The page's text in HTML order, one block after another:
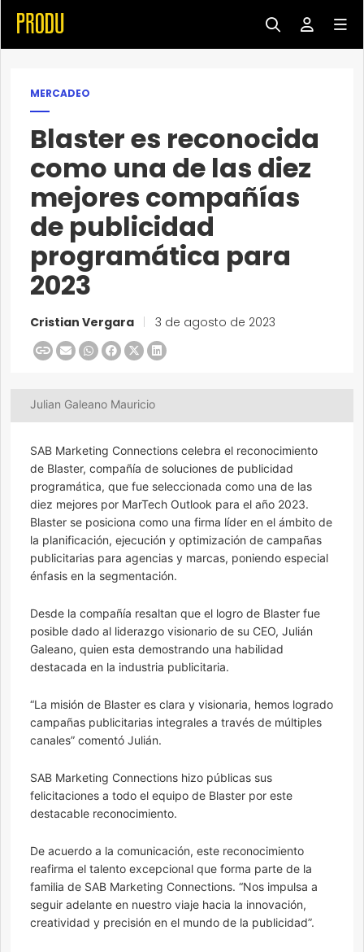
MERCADEO
Blaster es reconocida
como una de las diez
mejores compañías
de publicidad
programática para
2023
Cristian Vergara 3 de agosto de 2023
Julian Galeano Mauricio
SAB Marketing Connections celebra el reconocimiento
de Blaster, compañía de soluciones de publicidad
programática, que fue seleccionada como una de las
diez mejores por MarTech Outlook para el año 2023.
Blaster se posiciona como una firma líder en el ámbito de
la planificación, ejecución y optimización de campañas
publicitarias para agencias y marcas, poniendo especial
énfasis en la segmentación.
Desde la compañía resaltan que el logro de Blaster fue
posible dado al liderazgo visionario de su CEO, Julián
Galeano, quien esta demostrando una habilidad
destacada en la industria publicitaria.
“La misión de Blaster es clara y visionaria, hemos logrado
campañas publicitarias integrales a través de múltiples
canales” comentó Julián.
SAB Marketing Connections hizo públicas sus
felicitaciones a todo el equipo de Blaster por este
destacable reconocimiento.
De acuerdo a la comunicación, este reconocimiento
reafirma el talento excepcional que forma parte de la
familia de SAB Marketing Connections. “Nos impulsa a
seguir adelante en nuestro viaje hacia la innovación,
creatividad y precisión en el mundo de la publicidad”.